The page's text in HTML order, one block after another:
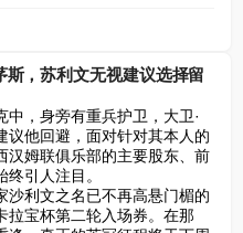
，苏利文无视建议选择留
，身旁有重兵护卫，大卫·
议他回避，面对针对其本人的
汉姆联俱乐部的主要股东、前
终引人注目。
沙利文之名已不再高悬门楣的
拉宝杯第二轮入场券。在那